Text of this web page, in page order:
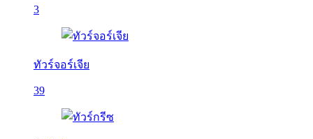
3
ทัวร์จอร์เจีย
39